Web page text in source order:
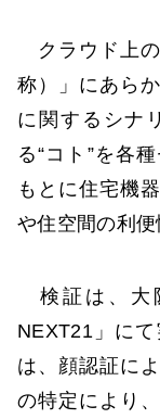
クラウド上の
称）」にあら
に関するシナ
る“コト”を各
もとに住宅機
や住空間の利便
検証は、大
NEXT21」に
は、顔認証に
の特定により